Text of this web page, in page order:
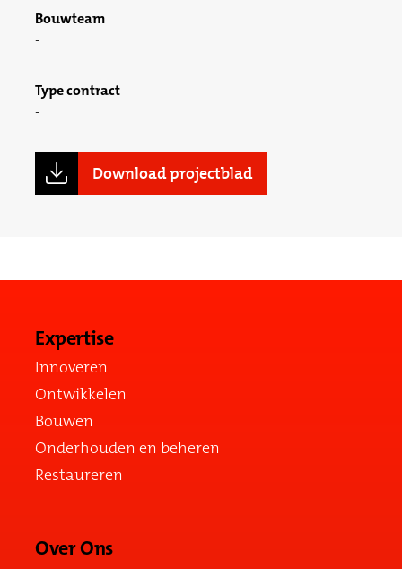
Bouwteam
Type contract
Download projectblad
Expertise
Innoveren
Ontwikkelen
Bouwen
Onderhouden en beheren
Restaureren
Over Ons